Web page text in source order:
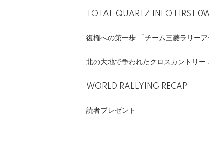
TOTAL QUARTZ INEO FIRST
復権への第一歩 「チーム三菱ラリー
北の大地で争われたクロスカントリ
WORLD RALLYING RECAP
読者プレゼント